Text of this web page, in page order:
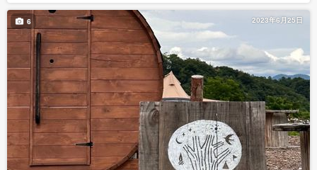
2023年6月25日
6